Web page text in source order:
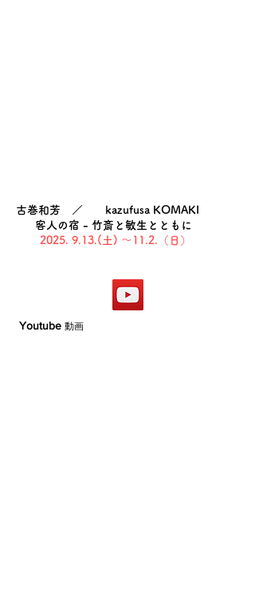
古巻和芳 ／ kazufusa KOMAKI
客人の宿 - 竹斎と敏生とともに
​2025. 9.13.(土)​ 〜11.2.（日）
Youtube 動画